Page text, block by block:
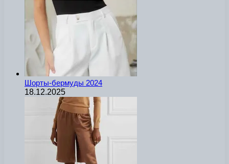
Шорты-бермуды 2024
18.12.2025